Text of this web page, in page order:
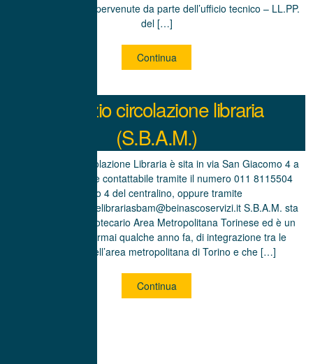
base alle richieste pervenute da parte dell’ufficio tecnico – LL.PP.
del […]
Continua
Servizio circolazione libraria
(S.B.A.M.)
La sede della Circolazione Libraria è sita in via San Giacomo 4 a
Fornaci (TO) ed è contattabile tramite il numero 011 8115504
interno 4 del centralino, oppure tramite
l’email: circolazionelibrariasbam@beinascoservizi.it S.B.A.M. sta
per: Sistema Bibliotecario Area Metropolitana Torinese ed è un
progetto, nato ormai qualche anno fa, di integrazione tra le
biblioteche dell’area metropolitana di Torino e che […]
Continua